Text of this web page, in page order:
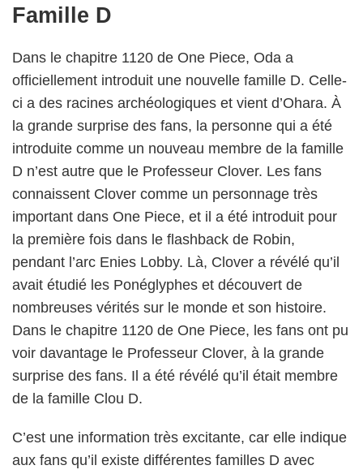
Famille D
Dans le chapitre 1120 de One Piece, Oda a
officiellement introduit une nouvelle famille D. Celle-
ci a des racines archéologiques et vient d’Ohara. À
la grande surprise des fans, la personne qui a été
introduite comme un nouveau membre de la famille
D n’est autre que le Professeur Clover. Les fans
connaissent Clover comme un personnage très
important dans One Piece, et il a été introduit pour
la première fois dans le flashback de Robin,
pendant l’arc Enies Lobby. Là, Clover a révélé qu’il
avait étudié les Ponéglyphes et découvert de
nombreuses vérités sur le monde et son histoire.
Dans le chapitre 1120 de One Piece, les fans ont pu
voir davantage le Professeur Clover, à la grande
surprise des fans. Il a été révélé qu’il était membre
de la famille Clou D.
C’est une information très excitante, car elle indique
aux fans qu’il existe différentes familles D avec